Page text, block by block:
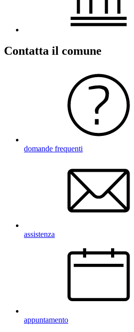
Contatta il comune
domande frequenti
assistenza
appuntamento